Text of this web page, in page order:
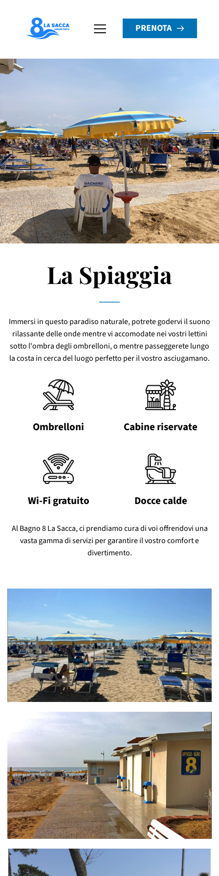
PRENOTA
La Spiaggia
Immersi in questo paradiso naturale, potrete godervi il suono
rilassante delle onde mentre vi accomodate nei vostri lettini
sotto l'ombra degli ombrelloni, o mentre passeggerete lungo
la costa in cerca del luogo perfetto per il vostro asciugamano.
Ombrelloni Cabine riservate
Wi-Fi gratuito Docce calde
Al Bagno 8 La Sacca, ci prendiamo cura di voi offrendovi una
vasta gamma di servizi per garantire il vostro comfort e
divertimento.